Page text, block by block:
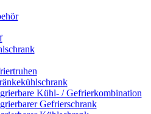
Kühl- / Gefrierkombination
Gefrierschrank